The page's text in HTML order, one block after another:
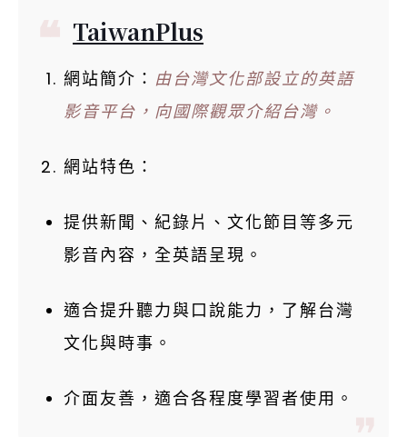
TaiwanPlus
網站簡介： 由台灣文化部設立的英語
影音平台，向國際觀眾介紹台灣。
網站特色：
提供新聞、紀錄片、文化節目等多元
影音內容，全英語呈現。
適合提升聽力與口說能力，了解台灣
文化與時事。
介面友善，適合各程度學習者使用。